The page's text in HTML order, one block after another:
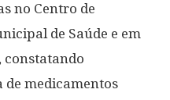
no Centro de
de Saúde e em
constatando
medicamentos